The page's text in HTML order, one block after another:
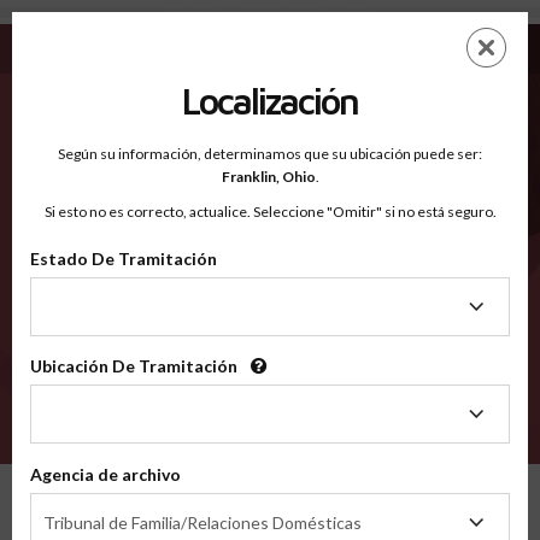
King And Queen VA - Condados Reconocidos
EN
Condados Reconocidos
2600
Localización
Según su información, determinamos que su ubicación puede ser:
Franklin, Ohio.
Si esto no es correcto, actualice. Seleccione "Omitir" si no está seguro.
Estado De Tramitación
Tramitación
Ubicación De Tramitación
Tramitación
Agencia de archivo
Tribunal de Familia/Relaciones Domésticas
de